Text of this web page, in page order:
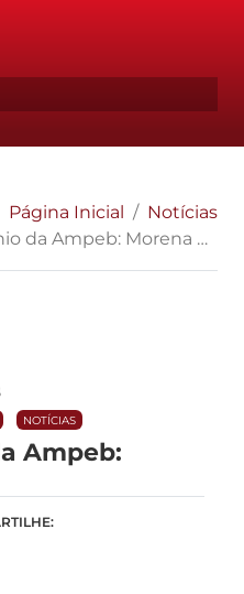
Página Inicial
Notícias
Ampeb: Morena Veículos
NOTÍCIAS
Ampeb: